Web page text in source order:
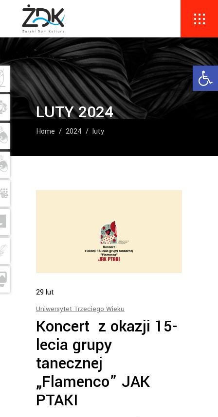
LUTY 2024
Home / 2024 / luty
29lut
Uniwersytet Trzeciego Wieku
Koncert z okazji 15-
lecia grupy
tanecznej
„Flamenco” JAK
PTAKI